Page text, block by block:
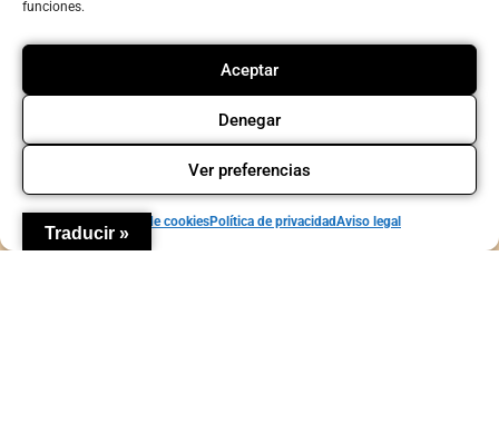
funciones.
Aceptar
Denegar
Ver preferencias
Política de cookiesPolítica de privacidadAviso legal
Copyright © La Candela Teatro y Comunidad
Traducir »